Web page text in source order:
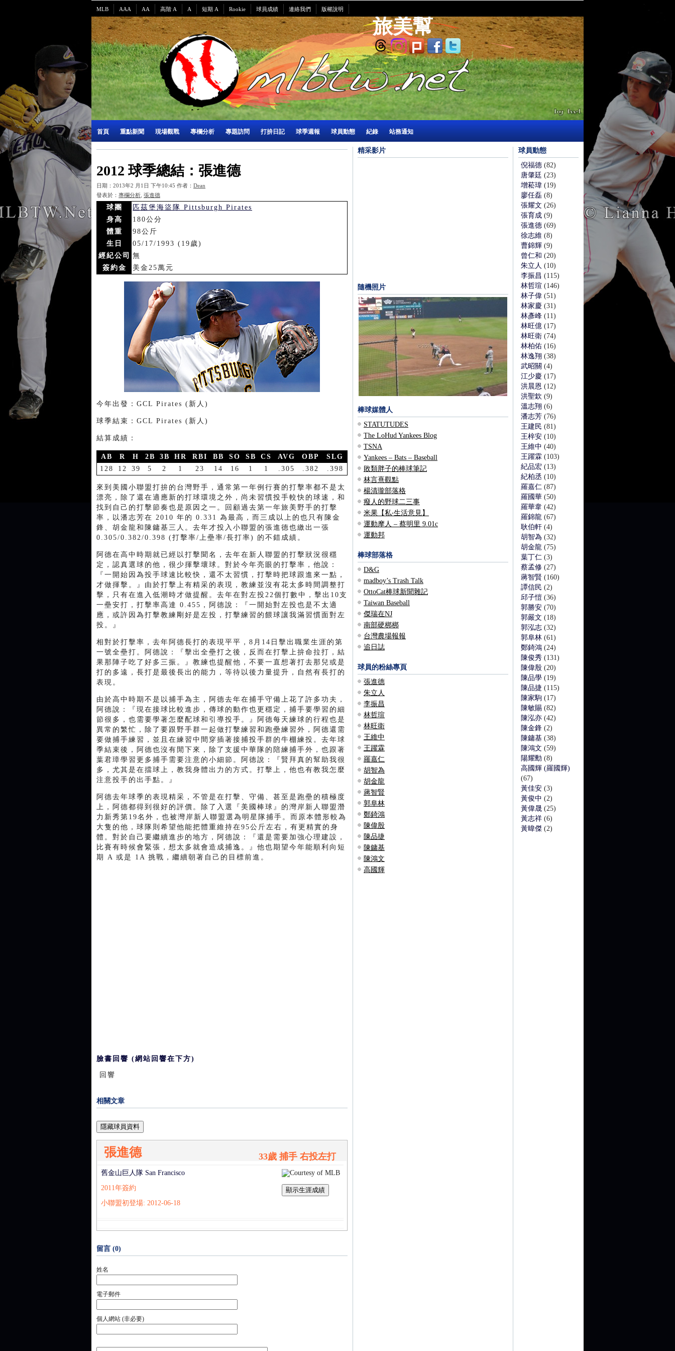
MLB AAA AA 高階 A A 短期 A Rookie 球員成績 連絡我們 版權說明
旅美幫
首頁 重點新聞 現場觀戰 專欄分析 專題訪問 打拚日記 球季週報 球員動態 紀錄 站務通知
2012 球季總結：張進德
日期：2013年2 月1日 下午10:45 作者： Dean
發表於： 專欄分析 張進德
球團
匹茲堡海盜隊 Pittsburgh Pirates
身高
180公分
體重
98公斤
生日
05/17/1993 (19歲)
經紀公司
無
簽約金
美金25萬元
今年出發：GCL Pirates (新人)
球季結束：GCL Pirates (新人)
結算成績：
AB R H 2B 3B HR RBI BB SO SB CS AVG OBP
SLG
128
12 39 5 2 1 23 14 16 1 1 .305 .382 .398
來到美國小聯盟打拚的台灣野手，通常第一年例行賽的打擊率都不是太
漂亮，除了還在適應新的打球環境之外，尚未習慣投手較快的球速，和
找到自己的打擊節奏也是原因之一。回顧過去第一年旅美野手的打擊
率，以潘志芳在 2010 年的 0.331 為最高，而三成以上的也只有陳金
鋒、胡金龍和陳鏞基三人。去年才投入小聯盟的張進德也繳出一張
0.305/0.382/0.398 (打擊率/上壘率/長打率) 的不錯成績。
阿德在高中時期就已經以打擊聞名，去年在新人聯盟的打擊狀況很穩
定，認真選球的他，很少揮擊壞球。對於今年亮眼的打擊率，他說：
『一開始因為投手球速比較快，還不太習慣，打擊時把球跟進來一點，
才做揮擊。』由於打擊上有精采的表現，教練並沒有花太多時間調整打
擊，只有在進入低潮時才做提醒。去年在對左投22個打數中，擊出10支
一壘安打，打擊率高達 0.455，阿德說：『一開始對左投也是不太適
應，或許因為打擊教練剛好是左投，打擊練習的餵球讓我滿習慣面對左
投。』
相對於打擊率，去年阿德長打的表現平平，8月14日擊出職業生涯的第
一號全壘打。阿德說：『擊出全壘打之後，反而在打擊上拚命拉打，結
果那陣子吃了好多三振。』教練也提醒他，不要一直想著打去那兒或是
打的多遠，長打是最後長出的能力，等待以後力量提升，自然有長打的
表現。
由於高中時期不是以捕手為主，阿德去年在捕手守備上花了許多功夫，
阿德說：『現在接球比較進步，傳球的動作也更穩定，捕手要學習的細
節很多，也需要學著怎麼配球和引導投手。』阿德每天練球的行程也是
異常的繁忙，除了要跟野手群一起做打擊練習和跑壘練習外，阿德還需
要做捕手練習，並且在練習中間穿插著接捕投手群的牛棚練投。去年球
季結束後，阿德也沒有閒下來，除了支援中華隊的陪練捕手外，也跟著
葉君璋學習更多捕手需要注意的小細節。阿德說：『賢拜真的幫助我很
多，尤其是在擋球上，教我身體出力的方式。打擊上，他也有教我怎麼
注意投手的出手點。』
阿德去年球季的表現精采，不管是在打擊、守備、甚至是跑壘的積極度
上，阿德都得到很好的評價。除了入選『美國棒球』的灣岸新人聯盟潛
力新秀第19名外，也被灣岸新人聯盟選為明星隊捕手。而原本體形較為
大隻的他，球隊則希望他能把體重維持在95公斤左右，有更精實的身
體。對於自己要繼續進步的地方，阿德說：『還是需要加強心理建設，
比賽有時候會緊張，想太多就會造成捕逸。』他也期望今年能順利向短
期 A 或是 1A 挑戰，繼續朝著自己的目標前進。
臉書回響 (網站回響在下方)
回響
相關文章
隱藏球員資料
張進德 33歲 捕手 右投左打
顯示生涯成績
舊金山巨人隊 San Francisco
2011年簽約
小聯盟初登場: 2012-06-18
留言 (0)
姓名
電子郵件
個人網站 (非必要)
精采影片
隨機照片
棒球媒體人
STATUTUDES
The LoHud Yankees Blog
TSNA
Yankees – Bats – Baseball
敗類胖子的棒球筆記
林言熹觀點
楊清瓏部落格
癈人的野球二三事
米果【私‧生活意見】
運動摩人 – 蔡明里 9.01c
運動邦
棒球部落格
D&G
madboy’s Trash Talk
OttoCat棒球新聞雜記
Taiwan Baseball
傑瑞在NJ
南部硬梆梆
台灣農場報報
追日誌
球員的粉絲專頁
張進德
朱立人
李振昌
林哲瑄
林旺衛
王維中
王躍霖
羅嘉仁
胡智為
胡金龍
蔣智賢
郭阜林
鄭錡鴻
陳偉殷
陳品捷
陳鏞基
陳鴻文
高國輝
球員動態
倪福德 (82)
唐肇廷 (23)
增菘瑋 (19)
廖任磊 (8)
張耀文 (26)
張育成 (9)
張進德 (69)
徐志維 (8)
曹錦輝 (9)
曾仁和 (20)
朱立人 (10)
李振昌 (115)
林哲瑄 (146)
林子偉 (51)
林家慶 (31)
林彥峰 (11)
林旺億 (17)
林旺衛 (74)
林柏佑 (16)
林逸翔 (38)
武昭關 (4)
江少慶 (17)
洪晨恩 (12)
洪聖欽 (9)
溫志翔 (6)
潘志芳 (76)
王建民 (81)
王梓安 (10)
王維中 (40)
王躍霖 (103)
紀品宏 (13)
紀柏丞 (10)
羅嘉仁 (87)
羅國華 (50)
羅華韋 (42)
羅錦龍 (67)
耿伯軒 (4)
胡智為 (32)
胡金龍 (75)
葉丁仁 (3)
蔡孟修 (27)
蔣智賢 (160)
譚信民 (2)
邱子愷 (36)
郭勝安 (70)
郭嚴文 (18)
郭泓志 (32)
郭阜林 (61)
鄭錡鴻 (24)
陳俊秀 (131)
陳偉殷 (20)
陳品學 (19)
陳品捷 (115)
陳家駒 (17)
陳敏賜 (82)
陳泓亦 (42)
陳金鋒 (2)
陳鏞基 (38)
陳鴻文 (59)
陽耀勳 (8)
高國輝 (羅國輝)
(67)
黃佳安 (3)
黃俊中 (2)
黃偉晟 (25)
黃志祥 (6)
黃暐傑 (2)